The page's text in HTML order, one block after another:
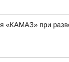
при